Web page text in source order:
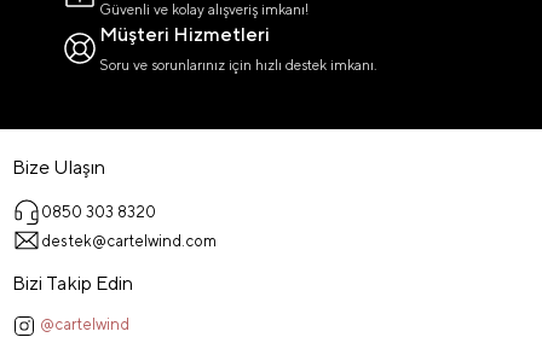
Güvenli ve kolay alışveriş imkanı!
Müşteri Hizmetleri
Soru ve sorunlarınız için hızlı destek imkanı.
Bize Ulaşın
0850 303 8320
destek@cartelwind.com
Bizi Takip Edin
@cartelwind